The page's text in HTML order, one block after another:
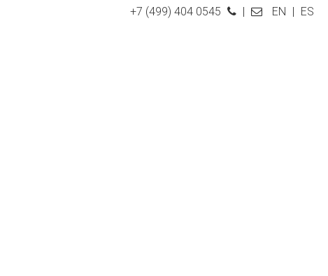
+7 (499) 404 0545 | EN | ES